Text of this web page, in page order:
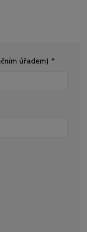
úřadem)